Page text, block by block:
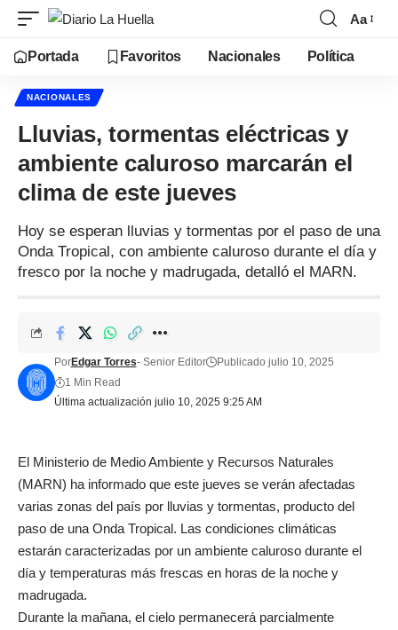
Aa
Portada Favoritos Nacionales Política
NACIONALES
Lluvias, tormentas eléctricas y
ambiente caluroso marcarán el
clima de este jueves
Hoy se esperan lluvias y tormentas por el paso de una
Onda Tropical, con ambiente caluroso durante el día y
fresco por la noche y madrugada, detalló el MARN.
Última actualización julio 10, 2025 9:25 AM
PorEdgar Torres- Senior Editor
Publicado julio 10, 2025
1 Min Read
El Ministerio de Medio Ambiente y Recursos Naturales
(MARN) ha informado que este jueves se verán afectadas
varias zonas del país por lluvias y tormentas, producto del
paso de una Onda Tropical. Las condiciones climáticas
estarán caracterizadas por un ambiente caluroso durante el
día y temperaturas más frescas en horas de la noche y
madrugada.
Durante la mañana, el cielo permanecerá parcialmente